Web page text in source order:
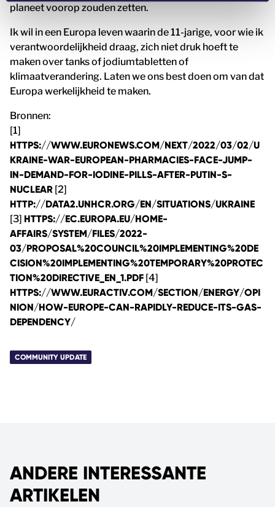
planeet voorop zouden zetten.
Ik wil in een Europa leven waarin de 11-jarige, voor wie ik
verantwoordelijkheid draag, zich niet druk hoeft te
maken over tanks of jodiumtabletten of
klimaatverandering. Laten we ons best doen om van dat
Europa werkelijkheid te maken.
Bronnen:
[1]
HTTPS://WWW.EURONEWS.COM/NEXT/2022/03/02/U
KRAINE-WAR-EUROPEAN-PHARMACIES-FACE-JUMP-
IN-DEMAND-FOR-IODINE-PILLS-AFTER-PUTIN-S-
NUCLEAR [2]
HTTP://DATA2.UNHCR.ORG/EN/SITUATIONS/UKRAINE
[3] HTTPS://EC.EUROPA.EU/HOME-
AFFAIRS/SYSTEM/FILES/2022-
03/PROPOSAL%20COUNCIL%20IMPLEMENTING%20DE
CISION%20IMPLEMENTING%20TEMPORARY%20PROTEC
TION%20DIRECTIVE_EN_1.PDF [4]
HTTPS://WWW.EURACTIV.COM/SECTION/ENERGY/OPI
NION/HOW-EUROPE-CAN-RAPIDLY-REDUCE-ITS-GAS-
DEPENDENCY/
COMMUNITY UPDATE
ANDERE INTERESSANTE
ARTIKELEN